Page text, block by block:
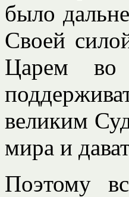
было
Своей
Царем во
великим
мира и
Поэтому